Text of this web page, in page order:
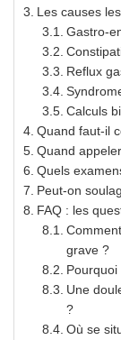
Les causes
Gastro-
Reflux
Calculs
Quand faut-il
Quand
Quels
Peut-on
FAQ : les
grave ?
Une
?
Où se